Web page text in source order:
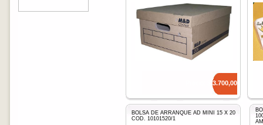
3.700,00
BOLSA DE ARRANQUE AD MINI 15 X 20
COD. 10101520/1